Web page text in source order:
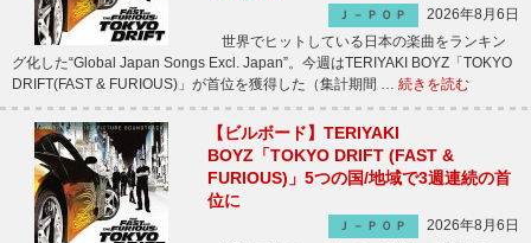
Ｊ－ＰＯＰ
2026年8月6日
世界でヒットしている日本の楽曲をランキン
グ化した“Global Japan Songs Excl. Japan”。今週はTERIYAKI BOYZ「TOKYO
DRIFT(FAST & FURIOUS)」が首位を獲得した（集計期間 … 続きを読む
【ビルボード】TERIYAKI
BOYZ「TOKYO DRIFT (FAST &
FURIOUS)」5つの国/地域で3週連続の首
位に
Ｊ－ＰＯＰ
2026年8月6日